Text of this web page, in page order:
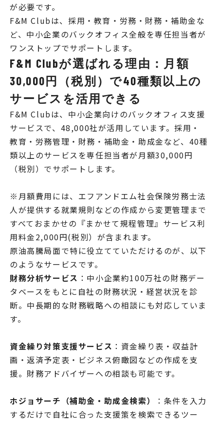
が必要です。
F&M Clubは、採用・教育・労務・財務・補助金な
ど、中小企業のバックオフィス全般を専任担当者が
ワンストップでサポートします。
F&M Clubが選ばれる理由：月額
30,000円（税別）で40種類以上の
サービスを活用できる
F&M Clubは、中小企業向けのバックオフィス支援
サービスで、48,000社が活用しています。採用・
教育・労務管理・財務・補助金・助成金など、40種
類以上のサービスを専任担当者が月額30,000円
（税別）でサポートします。
※月額費用には、エフアンドエム社会保険労務士法
人が提供する就業規則などの作成から変更管理まで
すべておまかせの『まかせて規程管理』サービス利
用料金2,000円(税別）が含まれます。
原油高騰局面で特に役立てていただけるのが、以下
のようなサービスです。
財務分析サービス ：中小企業約100万社の財務デー
タベースをもとに自社の財務状況・経営状況を診
断。中長期的な財務戦略への相談にも対応していま
す。
資金繰り対策支援サービス ：資金繰り表・収益計
画・返済予定表・ビジネス俯瞰図などの作成を支
援。財務アドバイザーへの相談も可能です。
ホジョサーチ（補助金・助成金検索）
：条件を入力
するだけで自社に合った支援策を検索できるツー